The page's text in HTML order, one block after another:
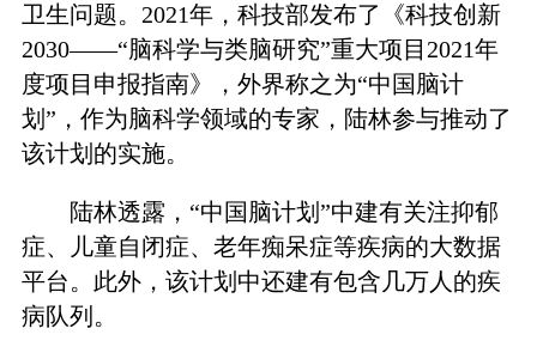
卫生问题。2021年，科技部发布了《科技创新
2030——“脑科学与类脑研究”重大项目2021年
度项目申报指南》，外界称之为“中国脑计
划”，作为脑科学领域的专家，陆林参与推动了
该计划的实施。
陆林透露，“中国脑计划”中建有关注抑郁
症、儿童自闭症、老年痴呆症等疾病的大数据
平台。此外，该计划中还建有包含几万人的疾
病队列。